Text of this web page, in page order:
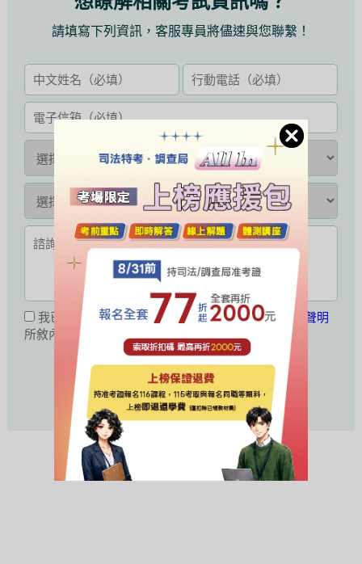
請填寫下列資訊，客服專員將儘速與您聯繫！
我已閱讀並同意接受公職王會員服務條款暨隱私權聲明
所敘內容。
活動未開始或已結束